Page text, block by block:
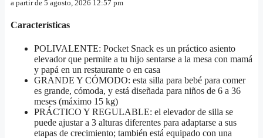
a partir de 5 agosto, 2026 12:57 pm
Características
POLIVALENTE: Pocket Snack es un práctico asiento
elevador que permite a tu hijo sentarse a la mesa con mamá
y papá en un restaurante o en casa
GRANDE Y CÓMODO: esta silla para bebé para comer
es grande, cómoda, y está diseñada para niños de 6 a 36
meses (máximo 15 kg)
PRÁCTICO Y REGULABLE: el elevador de silla se
puede ajustar a 3 alturas diferentes para adaptarse a sus
etapas de crecimiento; también está equipado con una